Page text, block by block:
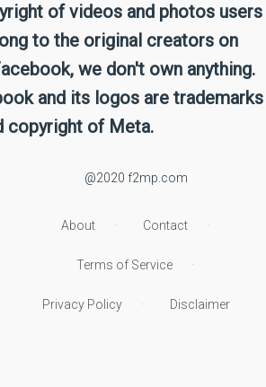
of videos and photos users
to the original creators on
we don't own anything.
and its logos are trademarks
copyright of Meta.
@2020 f2mp.com
About Contact
Terms of Service
Privacy Policy Disclaimer